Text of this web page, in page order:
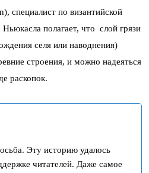
специалист по византийской
Ньюкасла полагает, что слой грязи
селя или наводнения)
строения, и можно надеяться
раскопок.
Эту историю удалось
читателей. Даже самое